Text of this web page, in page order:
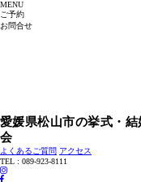
MENU
ご予約
お問合せ
愛媛県松山市の挙式・
会
よくあるご質問 アクセス
TEL : 089-923-8111